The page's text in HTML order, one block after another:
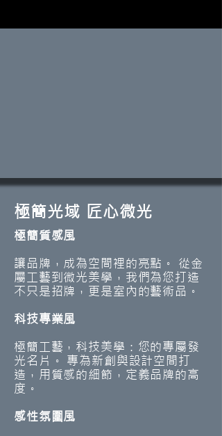
極簡光域 匠心微光
極簡質感風
讓品牌，成為空間裡的亮點。 從金
屬工藝到微光美學，我們為您打造
不只是招牌，更是室內的藝術品。
科技專業風
極簡工藝，科技美學：您的專屬發
光名片。 專為新創與設計空間打
造，用質感的細節，定義品牌的高
度。
感性氛圍風